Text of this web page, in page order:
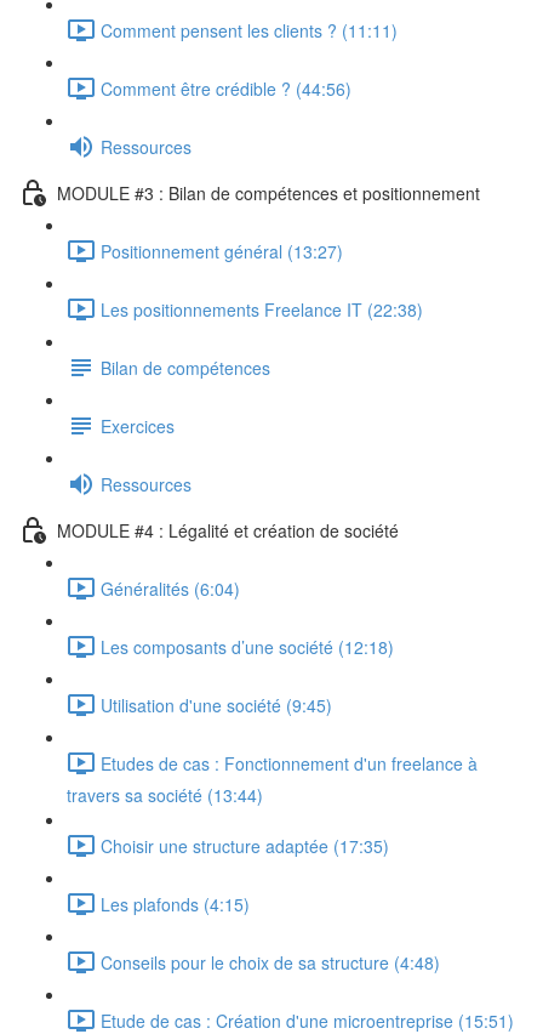
Comment pensent les clients ? (11:11)
Comment être crédible ? (44:56)
Ressources
MODULE #3 : Bilan de compétences et positionnement
Positionnement général (13:27)
Les positionnements Freelance IT (22:38)
Bilan de compétences
Exercices
Ressources
MODULE #4 : Légalité et création de société
Généralités (6:04)
Les composants d’une société (12:18)
Utilisation d'une société (9:45)
Etudes de cas : Fonctionnement d'un freelance à
travers sa société (13:44)
Choisir une structure adaptée (17:35)
Les plafonds (4:15)
Conseils pour le choix de sa structure (4:48)
Etude de cas : Création d'une microentreprise (15:51)